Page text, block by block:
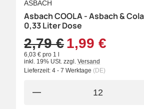
ASBACH
Asbach COOLA - Asbach &
0,33 Liter Dose
1,99 €
2,79 €
6,03 € pro 1 l
inkl. 19% USt. zzgl. Versand
Lieferzeit: 4 - 7 Werktage (DE)